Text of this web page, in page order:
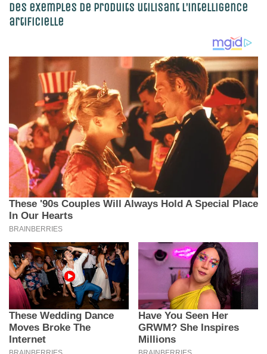
Des exemples de produits utilisant l’intelligence
artificielle